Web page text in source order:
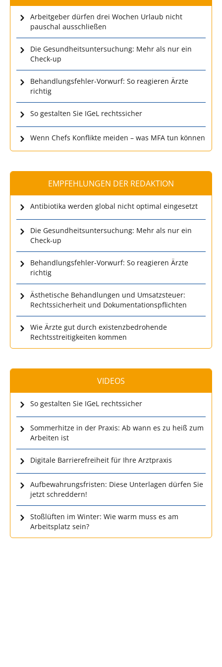
Arbeitgeber dürfen drei Wochen Urlaub nicht
pauschal ausschließen
Die Gesundheitsuntersuchung: Mehr als nur ein
Check-up
Behandlungsfehler-Vorwurf: So reagieren Ärzte
richtig
So gestalten Sie IGeL rechtssicher
Wenn Chefs Konflikte meiden – was MFA tun können
EMPFEHLUNGEN DER REDAKTION
Antibiotika werden global nicht optimal eingesetzt
Die Gesundheitsuntersuchung: Mehr als nur ein
Check-up
Behandlungsfehler-Vorwurf: So reagieren Ärzte
richtig
Ästhetische Behandlungen und Umsatzsteuer:
Rechtssicherheit und Dokumentationspflichten
Wie Ärzte gut durch existenzbedrohende
Rechtsstreitigkeiten kommen
VIDEOS
So gestalten Sie IGeL rechtssicher
Sommerhitze in der Praxis: Ab wann es zu heiß zum
Arbeiten ist
Digitale Barrierefreiheit für Ihre Arztpraxis
Aufbewahrungsfristen: Diese Unterlagen dürfen Sie
jetzt schreddern!
Stoßlüften im Winter: Wie warm muss es am
Arbeitsplatz sein?